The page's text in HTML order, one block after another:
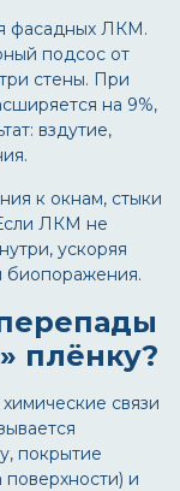
фасадных ЛКМ.
подсос от
стены. При
на 9%,
вздутие,
к окнам, стыки
ЛКМ не
ускоряя
биопоражения.
плёнку?
связи
покрытие
и